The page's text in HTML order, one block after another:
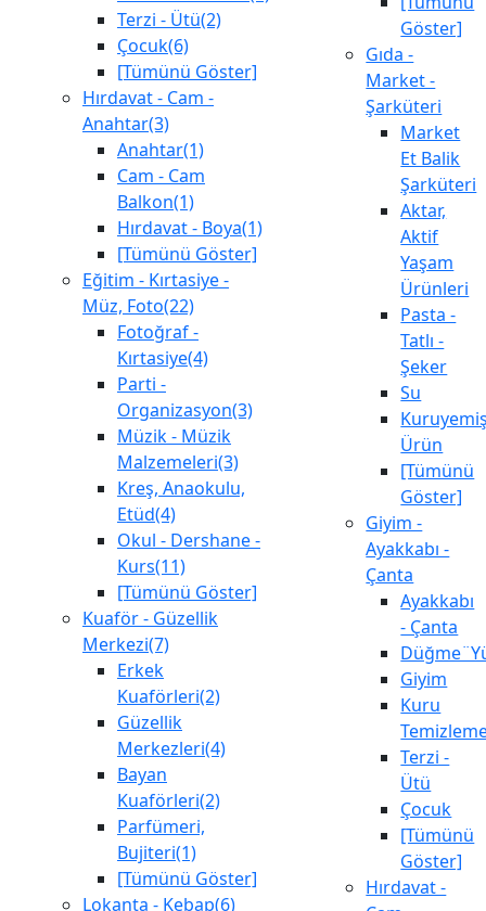
Terzi - Ütü(2)
Çocuk(6)
[Tümünü Göster]
Hırdavat - Cam -
Anahtar(3)
Anahtar(1)
Cam - Cam
Balkon(1)
Hırdavat - Boya(1)
[Tümünü Göster]
Eğitim - Kırtasiye -
Müz, Foto(22)
Fotoğraf -
Kırtasiye(4)
Parti -
Organizasyon(3)
Müzik - Müzik
Malzemeleri(3)
Kreş, Anaokulu,
Etüd(4)
Okul - Dershane -
Kurs(11)
[Tümünü Göster]
Kuaför - Güzellik
Merkezi(7)
Erkek
Kuaförleri(2)
Güzellik
Merkezleri(4)
Bayan
Kuaförleri(2)
Parfümeri,
Bujiteri(1)
[Tümünü Göster]
Lokanta - Kebap(6)
Göster]
Gıda -
Market -
Şarküteri
Market
Et Balik
Şarküteri
Aktar,
Aktif
Yaşam
Ürünleri
Pasta -
Tatlı -
Şeker
Su
Ürün
[Tümünü
Göster]
Giyim -
Ayakkabı -
Çanta
Ayakkabı
- Çanta
Giyim
Kuru
Terzi -
Ütü
Çocuk
[Tümünü
Göster]
Hırdavat -